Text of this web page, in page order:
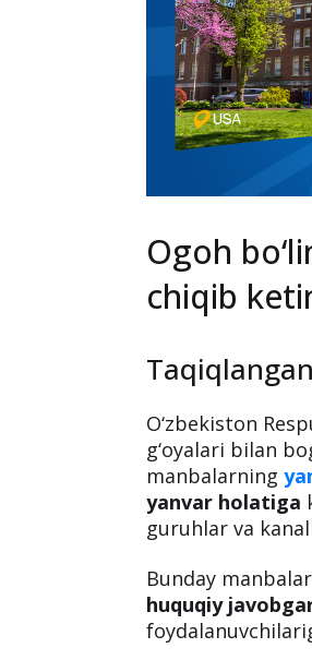
Ogoh
chiqib
O‘zbekiston
g‘oyalari bilan
manbalarning
yanvar holatiga
guruhlar va
Bunday
huquqiy